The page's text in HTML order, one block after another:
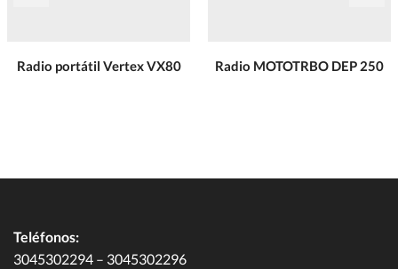
Radio portátil Vertex VX80 Radio MOTOTRBO DEP 250
Teléfonos:
3045302294 – 3045302296